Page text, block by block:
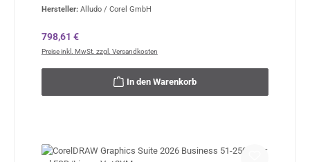
Hersteller: Alludo / Corel GmbH
Regulärer Preis:
798,61 €
Preise inkl. MwSt. zzgl. Versandkosten
In den Warenkorb